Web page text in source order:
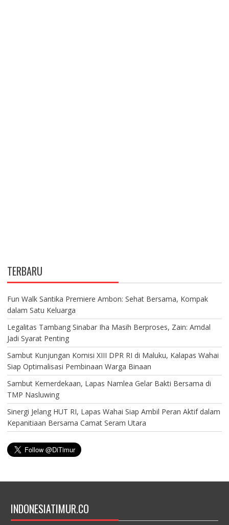
TERBARU
Fun Walk Santika Premiere Ambon: Sehat Bersama, Kompak
dalam Satu Keluarga
Legalitas Tambang Sinabar Iha Masih Berproses, Zain: Amdal
Jadi Syarat Penting
Sambut Kunjungan Komisi XIII DPR RI di Maluku, Kalapas Wahai
Siap Optimalisasi Pembinaan Warga Binaan
Sambut Kemerdekaan, Lapas Namlea Gelar Bakti Bersama di
TMP Nasluwing
Sinergi Jelang HUT RI, Lapas Wahai Siap Ambil Peran Aktif dalam
Kepanitiaan Bersama Camat Seram Utara
INDONESIATIMUR.CO